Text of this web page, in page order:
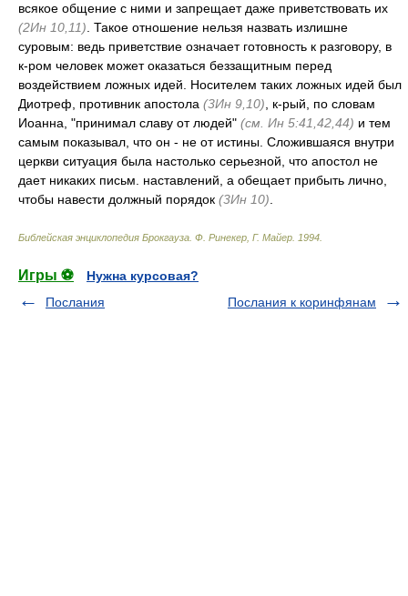
всякое общение с ними и запрещает даже приветствовать их
(2Ин 10,11) . Такое отношение нельзя назвать излишне
суровым: ведь приветствие означает готовность к разговору, в
к-ром человек может оказаться беззащитным перед
воздействием ложных идей. Носителем таких ложных идей был
Диотреф, противник апостола (3Ин 9,10) , к-рый, по словам
Иоанна, "принимал славу от людей" (см. Ин 5:41,42,44) и тем
самым показывал, что он - не от истины. Сложившаяся внутри
церкви ситуация была настолько серьезной, что апостол не
дает никаких письм. наставлений, а обещает прибыть лично,
чтобы навести должный порядок (3Ин 10)
Библейская энциклопедия Брокгауза Ф. Ринекер, Г. Майер 1994
Игры ⚽
Нужна курсовая?
Послания
Послания к коринфянам